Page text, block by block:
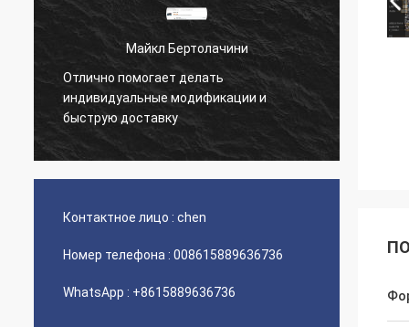
Майкл Бертолачини
Отлично помогает делать
индивидуальные модификации и
быструю доставку
Контактное лицо : chen
Номер телефона : 008615889636736
WhatsApp : +8615889636736